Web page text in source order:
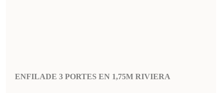
ENFILADE 3 PORTES EN 1,75M RIVIERA